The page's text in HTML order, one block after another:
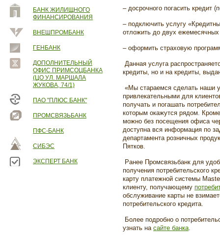
БАНК ЖИЛИЩНОГО
ФИНАНСИРОВАНИЯ
ВНЕШПРОМБАНК
ГЕНБАНК
ДОПОЛНИТЕЛЬНЫЙ
ОФИС ПРИМСОЦБАНКА
(ЦО УЛ. МАРШАЛА
ЖУКОВА, 74/1)
ПАО "ПЛЮС БАНК"
ПРОМСВЯЗЬБАНК
ПФС-БАНК
СИБЭС
ЭКСПЕРТ БАНК
– досрочного погасить кредит
– подключить услугу
отложить до двух
– оформить страховую
Данная услуга
кредиты, но и на кредиты,
«Мы стараемся сделать наши
привлекательными для
получать и погашать
которым окажутся рядом.
можно без посещения офиса
доступна вся информация по
департамента розничных
Пятков.
Ранее Промсвязьбанк для
получения потребительского
карту платежной системы
клиенту, получающему
обслуживание карты не
потребительского кредита.
Более подробно о
узнать на сайте банка.